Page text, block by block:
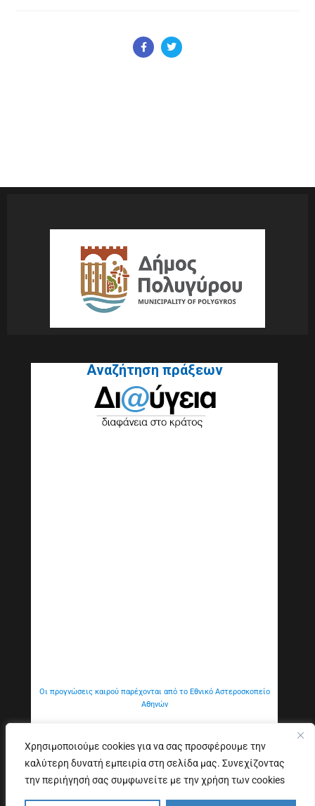
Χρησιμοποιούμε cookies για να σας προσφέρουμε την
καλύτερη δυνατή εμπειρία στη σελίδα μας. Συνεχίζοντας
την περιήγησή σας συμφωνείτε με την χρήση των cookies
Αναζήτηση πράξεων
Οι προγνώσεις καιρού παρέχονται από το Εθνικό Αστεροσκοπείο
Αθηνών
Εξυπηρέτηση Κοινού Δήλωση προσβασιμότητας
Copyright © 2026. All Rights Reserved